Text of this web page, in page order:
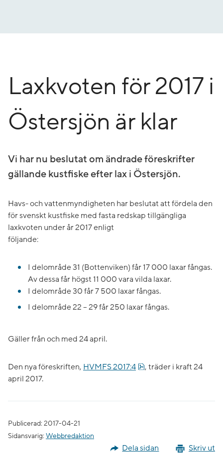
Laxkvoten för 2017 i
Östersjön är klar
Vi har nu beslutat om ändrade föreskrifter
gällande kustfiske efter lax i Östersjön.
Havs- och vattenmyndigheten har beslutat att fördela den
för svenskt kustfiske med fasta redskap tillgängliga
laxkvoten under år 2017 enligt
följande:
I delområde 31 (Bottenviken) får 17 000 laxar fångas.
Av dessa får högst 11 000 vara vilda laxar.
I delområde 30 får 7 500 laxar fångas.
I delområde 22 – 29 får 250 laxar fångas.
Gäller från och med 24 april.
Den nya föreskriften, HVMFS 2017:4 pdf, 9.7 kB.
, träder i kraft 24
april 2017.
Publicerad: 2017-04-21
Sidansvarig: Webbredaktion
Skriv ut
Dela sidan